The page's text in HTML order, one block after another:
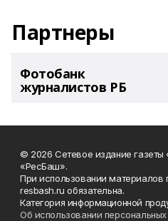
Партнеры
Фотобанк
журналистов РБ
© 2026 Сетевое издание газеты
«РесБаш».
При использовании материалов
resbash.ru обязательна.
Категория информационной
Об использовании